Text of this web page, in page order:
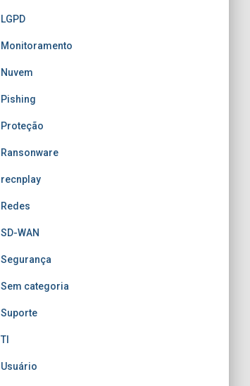
LGPD
Monitoramento
Nuvem
Pishing
Proteção
Ransonware
recnplay
Redes
SD-WAN
Segurança
Sem categoria
Suporte
TI
Usuário